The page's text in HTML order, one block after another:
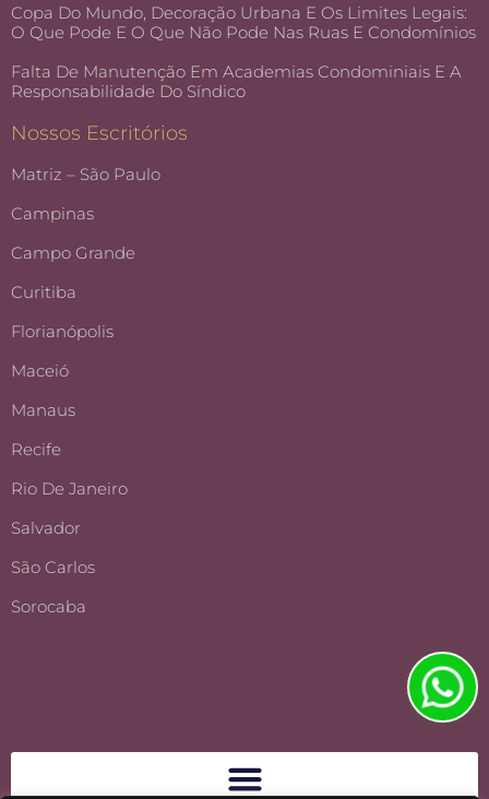
Copa Do Mundo, Decoração Urbana E Os Limites Legais:
O Que Pode E O Que Não Pode Nas Ruas E Condomínios
Falta De Manutenção Em Academias Condominiais E A
Responsabilidade Do Síndico
Nossos Escritórios
Matriz – São Paulo
Campinas
Campo Grande
Curitiba
Florianópolis
Maceió
Manaus
Recife
Rio De Janeiro
Salvador
São Carlos
Sorocaba